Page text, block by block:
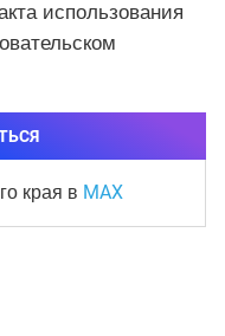
использования
края в MAX